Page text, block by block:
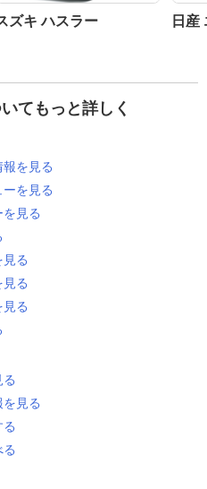
ズキ ハスラー 日産
てもっと詳しく
を見る
を見る
見る
る
る
る
見る